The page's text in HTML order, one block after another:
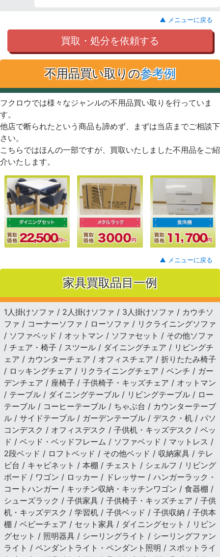
▲ メニューに戻る
買取・処分を依頼する
不用品買い取りの参考例
フクロウでは様々なジャンルの不用品買い取りを行っていま
す。
他店で断られたという商品も諦めず、まずは当店までご相談下
さい。
こちらではほんの一部ですが、買取いたしました不用品をご紹
介いたします。
▲ メニューに戻る
家具買取品目一例
1人掛けソファ / 2人掛けソファ / 3人掛けソファ / カウチソ
ファ / コーナーソファ / ローソファ / リクライニングソファ
/ ソファベッド / オットマン / ソファセット / その他ソファ
/ チェア・椅子 / スツール / ダイニングチェア / リビングチ
ェア / カウンターチェア / オフィスチェア / 折りたたみ椅子
/ ロッキングチェア / リクライニングチェア / ベンチ / ガー
デンチェア / 座椅子 / 子供椅子・キッズチェア / オットマン
/ テーブル / ダイニングテーブル / リビングテーブル / ロー
テーブル / コーヒーテーブル / ちゃぶ台 / カウンターテーブ
ル / サイドテーブル / ガーデンテーブル / デスク・机 / パソ
コンデスク / オフィスデスク / 子供机・キッズデスク / ベッ
ド / ベッド・ベッドフレーム / ソファベッド / マットレス /
2段ベッド / ロフトベッド / その他ベッド / 収納家具 / テレ
ビ台 / キャビネット / 本棚 / チェスト / シェルフ / リビング
ボード / ワゴン / ロッカー / ドレッサー / ハンガーラック・
コートハンガー / キッチン収納・キッチンワゴン / 食器棚 /
シューズラック / 子供家具 / 子供椅子・キッズチェア / 子供
机・キッズデスク / 学習机 / 子供ベッド / 子供収納 / 子供本
棚 / ベビーチェア / セット家具 / ダイニングセット / リビン
グセット / 照明器具 / シーリングライト / シーリングファン
ライト / ペンダントライト・ペンダント照明 / スポットライ